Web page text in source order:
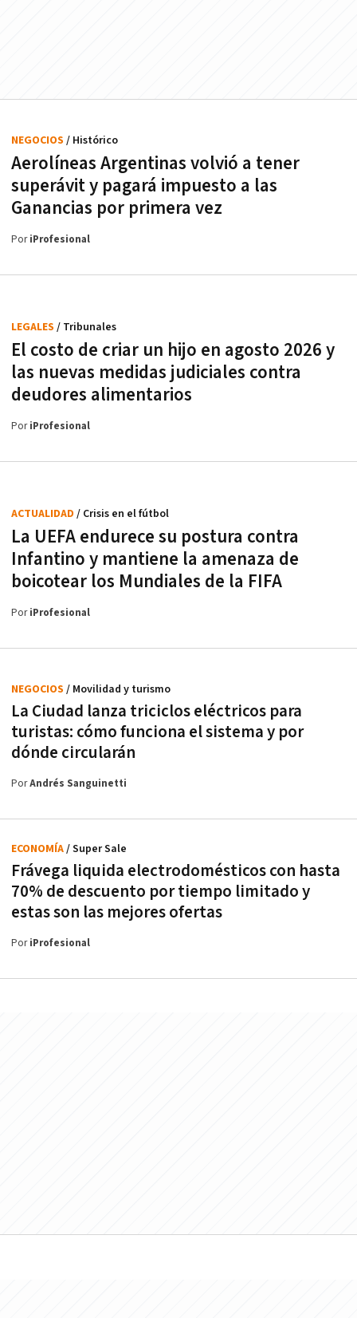
Aerolíneas Argentinas volvió a tener
superávit y pagará impuesto a las
Ganancias por primera vez
NEGOCIOS / Histórico
PoriProfesional
El costo de criar un hijo en agosto 2026 y
las nuevas medidas judiciales contra
deudores alimentarios
LEGALES / Tribunales
PoriProfesional
La UEFA endurece su postura contra
Infantino y mantiene la amenaza de
boicotear los Mundiales de la FIFA
ACTUALIDAD / Crisis en el fútbol
PoriProfesional
La Ciudad lanza triciclos eléctricos para
turistas: cómo funciona el sistema y por
dónde circularán
NEGOCIOS / Movilidad y turismo
PorAndrés Sanguinetti
Frávega liquida electrodomésticos con hasta
70% de descuento por tiempo limitado y
estas son las mejores ofertas
ECONOMÍA/ Super Sale
PoriProfesional